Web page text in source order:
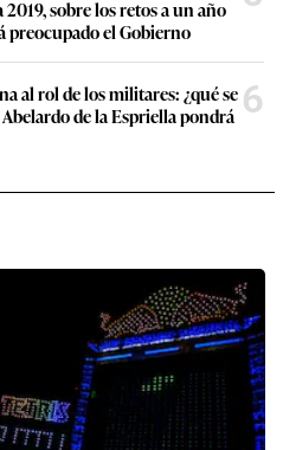
sobre los retos a un año
preocupado el Gobierno
al rol de los militares: ¿qué se
de la Espriella pondrá 6